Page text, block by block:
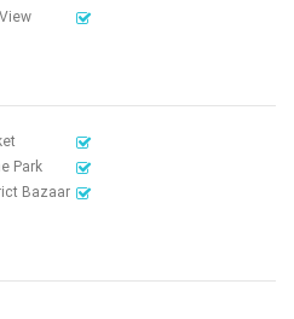
Park
Bazaar